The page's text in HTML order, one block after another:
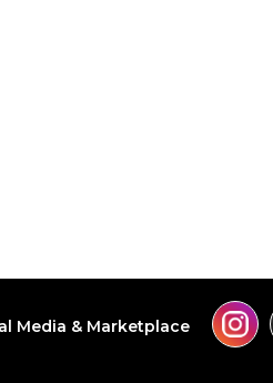
Media & Marketplace